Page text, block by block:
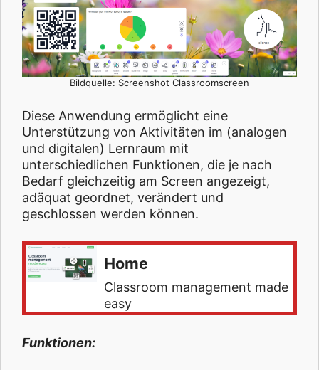
Bildquelle: Screenshot Classroomscreen
Diese Anwendung ermöglicht eine
Unterstützung von Aktivitäten im (analogen
und digitalen) Lernraum mit
unterschiedlichen Funktionen, die je nach
Bedarf gleichzeitig am Screen angezeigt,
adäquat geordnet, verändert und
geschlossen werden können.
Home
Classroom management made
easy
Funktionen: